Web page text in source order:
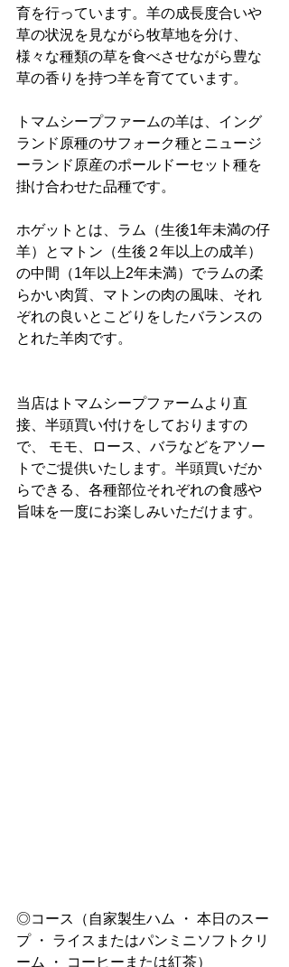
育を行っています。羊の成長度合いや
草の状況を見ながら牧草地を分け、
様々な種類の草を食べさせながら豊な
草の香りを持つ羊を育てています。
トマムシープファームの羊は、イング
ランド原種のサフォーク種とニュージ
ーランド原産のポールドーセット種を
掛け合わせた品種です。
ホゲットとは、ラム（生後1年未満の仔
羊）とマトン（生後２年以上の成羊）
の中間（1年以上2年未満）でラムの柔
らかい肉質、マトンの肉の風味、それ
ぞれの良いとこどりをしたバランスの
とれた羊肉です。
当店はトマムシープファームより直
接、半頭買い付けをしておりますの
で、 モモ、ロース、バラなどをアソー
トでご提供いたします。半頭買いだか
らできる、各種部位それぞれの食感や
旨味を一度にお楽しみいただけます。
◎コース（ 自家製生ハム ・ 本日のスー
プ ・ ライスまたはパンミニソフトクリ
ーム ・ コーヒーまたは紅茶）